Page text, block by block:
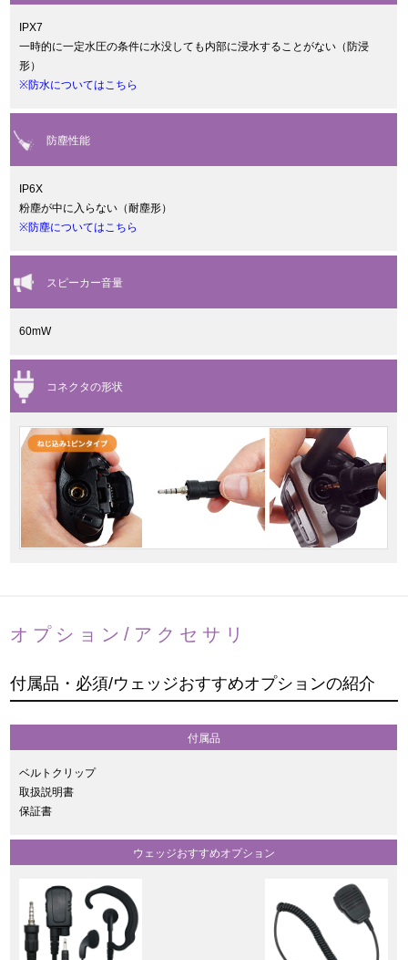
IPX7
一時的に一定水圧の条件に水没しても内部に浸水することがない（防浸
形）
※防水についてはこちら
防塵性能
IP6X
粉塵が中に入らない（耐塵形）
※防塵についてはこちら
スピーカー音量
60mW
コネクタの形状
オプション/アクセサリ
付属品・必須/ウェッジおすすめオプションの紹介
付属品
ベルトクリップ
取扱説明書
保証書
ウェッジおすすめオプション